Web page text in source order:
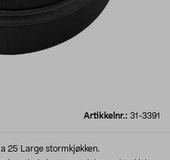
Artikkelnr.: 31-3391
25 Large stormkjøkken.